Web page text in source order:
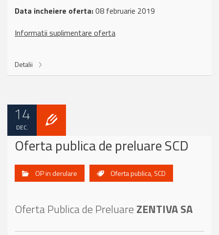
Data incheiere oferta:08 februarie 2019
Informatii suplimentare oferta
Detalii
14
DEC.
Oferta publica de preluare SCD
OP in derulare Oferta publica,SCD
Oferta Publica de Preluare ZENTIVA SA